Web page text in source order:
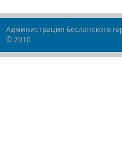
Администрация Бесланского
© 2010